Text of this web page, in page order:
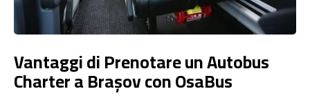
Vantaggi di Prenotare un Autobus
Charter a Brașov con OsaBus